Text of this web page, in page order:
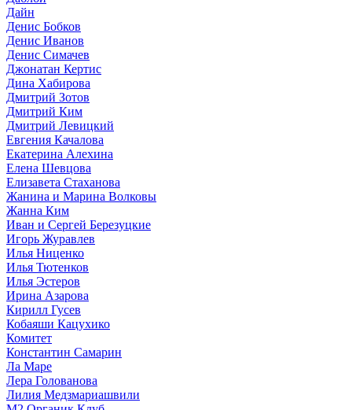
Дайн
Денис Бобков
Денис Иванов
Денис Симачев
Джонатан Кертис
Дина Хабирова
Дмитрий Зотов
Дмитрий Ким
Дмитрий Левицкий
Евгения Качалова
Екатерина Алехина
Елена Шевцова
Елизавета Стаханова
Жанина и Марина Волковы
Жанна Ким
Иван и Сергей Березуцкие
Игорь Журавлев
Илья Ниценко
Илья Тютенков
Илья Эстеров
Ирина Азарова
Кирилл Гусев
Кобаяши Кацухико
Комитет
Константин Самарин
Ла Маре
Лера Голованова
Лилия Медзмариашвили